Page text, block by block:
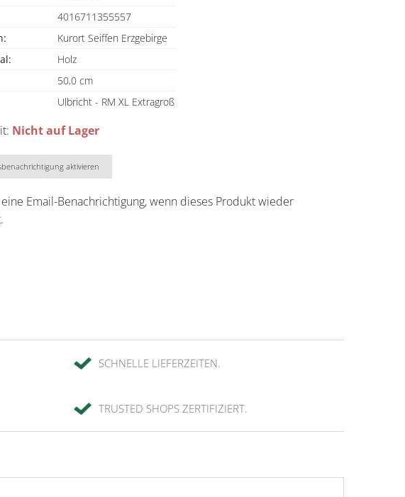
4016711355557
Kurort Seiffen Erzgebirge
Holz
50,0 cm
Ulbricht - RM XL Extragroß
Nicht auf Lager
aktivieren
Email-Benachrichtigung, wenn dieses Produkt wieder
SCHNELLE LIEFERZEITEN.
TRUSTED SHOPS ZERTIFIZIERT.